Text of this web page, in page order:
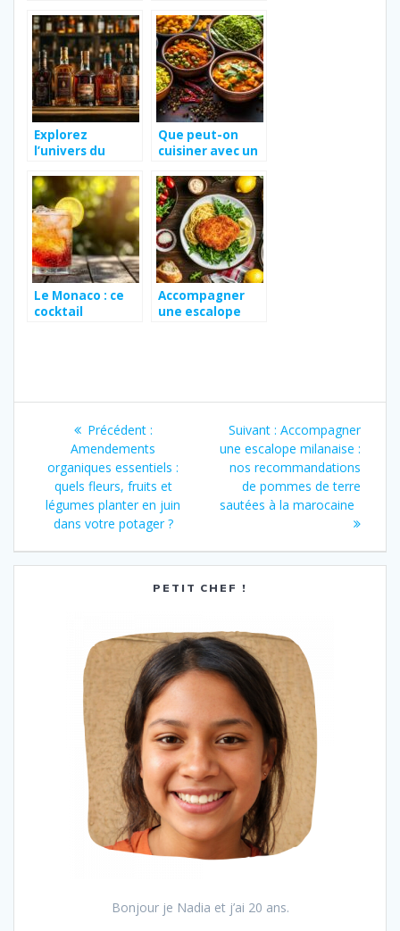
vos chipolatas :
Decouvrez nos
astuces pour la
preparation de
la recette
chipolatas
et que faire pour
les éviter ?
Explorez
l’univers du
guide des
meilleures
variétés
Que peut-on
cuisiner avec un
massala ?
Le Monaco : ce
cocktail
Accompagner
une escalope
Navigation
de
l’article
Précédent :Article
précédent
:
Amendements
organiques essentiels :
quels fleurs, fruits et
légumes planter en juin
dans votre potager ?
Suivant : Article
suivant
:
Accompagner
une escalope milanaise :
nos recommandations
de pommes de terre
sautées à la marocaine
PETIT CHEF !
Bonjour je Nadia et j’ai 20 ans.